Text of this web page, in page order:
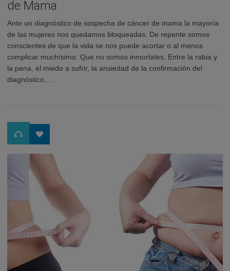
de Mama
Ante un diagnóstico de sospecha de cáncer de mama la mayoría
de las mujeres nos quedamos bloqueadas. De repente somos
conscientes de que la vida se nos puede acortar o al menos
complicar muchísimo. Que no somos inmortales. Entre la rabia y
la pena, el miedo a sufrir, la ansiedad de la confirmación del
diagnóstico,…